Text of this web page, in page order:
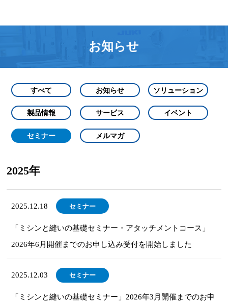
お知らせ
すべて お知らせ ソリューション
製品情報 サービス イベント
セミナー メルマガ
2025年
2025.12.18 セミナー
「ミシンと縫いの基礎セミナー・アタッチメントコース」
2026年6月開催までのお申し込み受付を開始しました
2025.12.03 セミナー
「ミシンと縫いの基礎セミナー」2026年3月開催までのお申